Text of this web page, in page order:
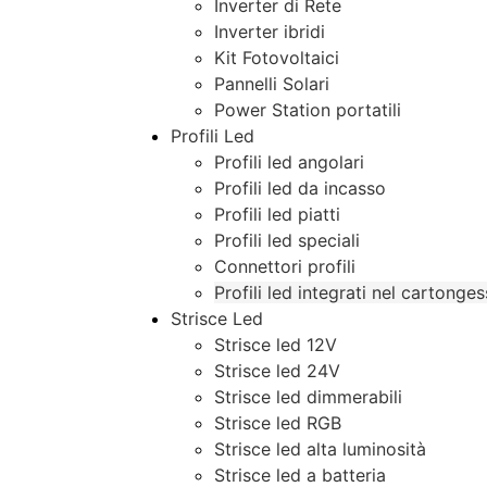
Inverter di Rete
Inverter ibridi
Kit Fotovoltaici
Pannelli Solari
Power Station portatili
Profili Led
Profili led angolari
Profili led da incasso
Profili led piatti
Profili led speciali
Connettori profili
Profili led integrati nel
Strisce Led
Strisce led 12V
Strisce led 24V
Strisce led dimmerabili
Strisce led RGB
Strisce led alta luminosità
Strisce led a batteria